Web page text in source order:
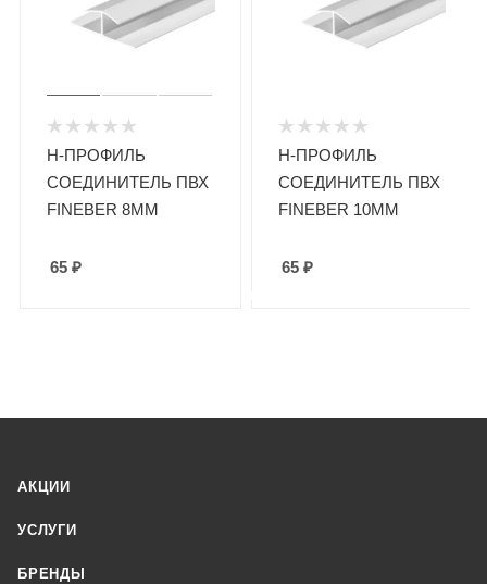
Н-ПРОФИЛЬ
СОЕДИНИТЕЛЬ ПВХ
FINEBER 8ММ
65 ₽
Н-ПРОФИЛЬ
СОЕДИНИТЕЛЬ ПВХ
FINEBER 10ММ
65 ₽
АКЦИИ
УСЛУГИ
БРЕНДЫ